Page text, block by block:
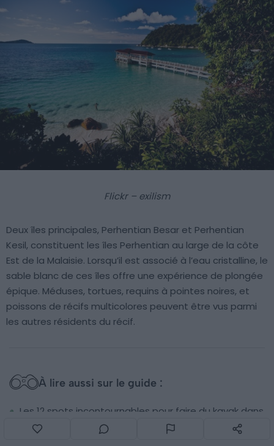
Flickr – exilism
Deux îles principales, Perhentian Besar et Perhentian
Kesil, constituent les îles Perhentian au large de la côte
Est de la Malaisie. Lorsqu’il est associé à l’eau cristalline, le
sable blanc de ces îles offre une expérience de plongée
épique. Méduses, tortues, requins à pointes noires, et
poissons de récifs multicolores peuvent être vus parmi
les autres résidents du récif.
À lire aussi sur le guide :
Les 12 spots incontournables pour faire du kayak dans
le monde